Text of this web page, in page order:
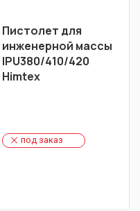
Пистолет для
инженерной массы
IPU380/410/420
Himtex
под заказ